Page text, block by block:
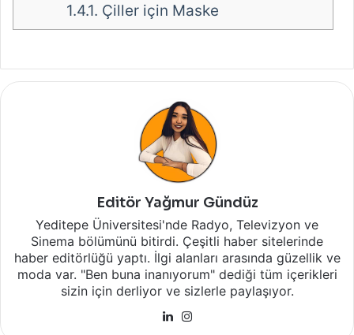
1.4.1. Çiller için Maske
Editör Yağmur Gündüz
Yeditepe Üniversitesi'nde Radyo, Televizyon ve
Sinema bölümünü bitirdi. Çeşitli haber sitelerinde
haber editörlüğü yaptı. İlgi alanları arasında güzellik ve
moda var. "Ben buna inanıyorum" dediği tüm içerikleri
sizin için derliyor ve sizlerle paylaşıyor.
LinkedIn